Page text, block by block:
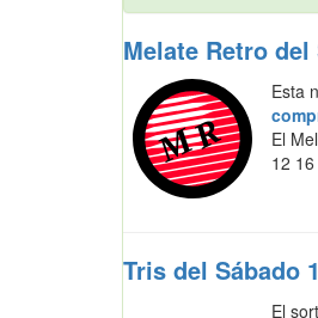
Melate Retro
Esta
El
12
Tris del Sábado
El